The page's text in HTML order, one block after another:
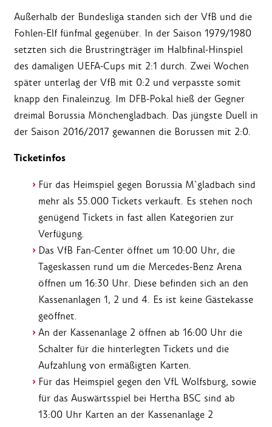
Außerhalb der Bundesliga standen sich der VfB und die
Fohlen-Elf fünfmal gegenüber. In der Saison 1979/1980
setzten sich die Brustringträger im Halbfinal-Hinspiel
des damaligen UEFA-Cups mit 2:1 durch. Zwei Wochen
später unterlag der VfB mit 0:2 und verpasste somit
knapp den Finaleinzug. Im DFB-Pokal hieß der Gegner
dreimal Borussia Mönchengladbach. Das jüngste Duell in
der Saison 2016/2017 gewannen die Borussen mit 2:0.
Ticketinfos
Für das Heimspiel gegen Borussia M`gladbach sind
mehr als 55.000 Tickets verkauft. Es stehen noch
genügend Tickets in fast allen Kategorien zur
Verfügung.
Das VfB Fan-Center öffnet um 10:00 Uhr, die
Tageskassen rund um die Mercedes-Benz Arena
öffnen um 16:30 Uhr. Diese befinden sich an den
Kassenanlagen 1, 2 und 4. Es ist keine Gästekasse
geöffnet.
An der Kassenanlage 2 öffnen ab 16:00 Uhr die
Schalter für die hinterlegten Tickets und die
Aufzahlung von ermäßigten Karten.
Für das Heimspiel gegen den VfL Wolfsburg, sowie
für das Auswärtsspiel bei Hertha BSC sind ab
13:00 Uhr Karten an der Kassenanlage 2